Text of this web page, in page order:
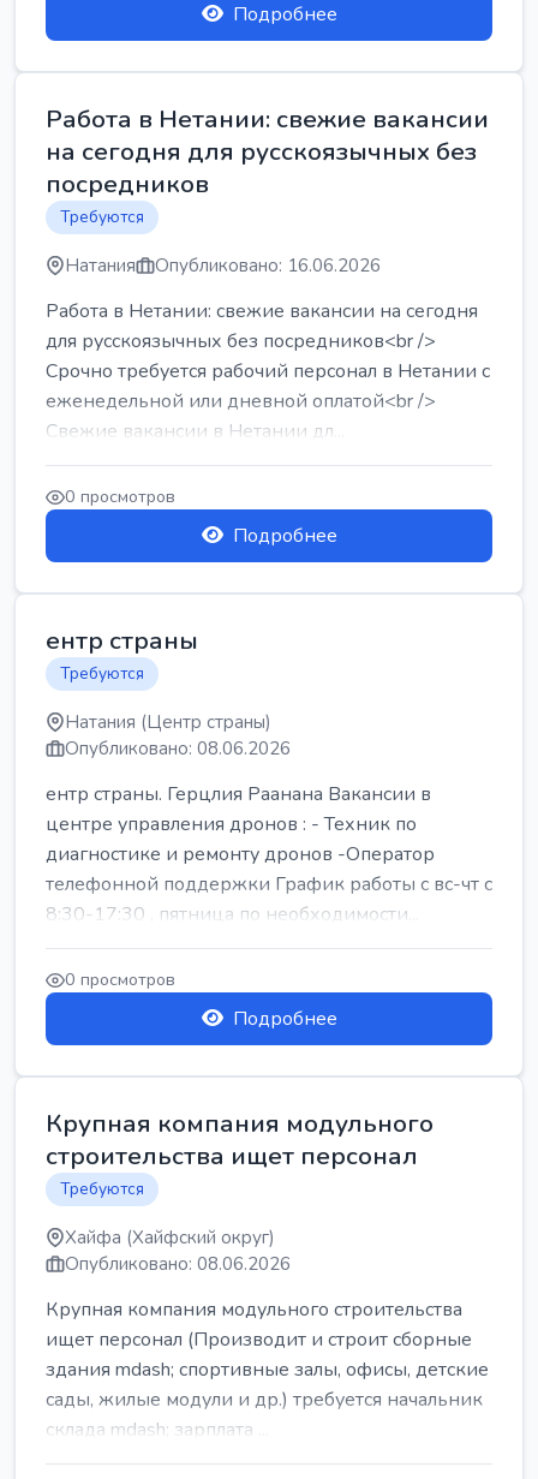
Подробнее
Работа в Нетании: свежие вакансии
на сегодня для русскоязычных без
посредников
Требуются
Натания Опубликовано: 16.06.2026
Работа в Нетании: свежие вакансии на сегодня
для русскоязычных без посредников<br />
Срочно требуется рабочий персонал в Нетании с
еженедельной или дневной оплатой<br />
Свежие вакансии в Нетании дл...
0 просмотров
Подробнее
ентр страны
Требуются
Натания (Центр страны)
Опубликовано: 08.06.2026
ентр страны. Герцлия Раанана Вакансии в
центре управления дронов : - Техник по
диагностике и ремонту дронов -Оператор
телефонной поддержки График работы с вс-чт с
8:30-17:30 , пятница по необходимости...
0 просмотров
Подробнее
Крупная компания модульного
строительства ищет персонал
Требуются
Хайфа (Хайфский округ)
Опубликовано: 08.06.2026
Крупная компания модульного строительства
ищет персонал (Производит и строит сборные
здания mdash; спортивные залы, офисы, детские
сады, жилые модули и др.) требуется начальник
склада mdash; зарплата ...